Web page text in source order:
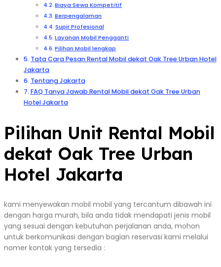
Biaya Sewa Kompetitif
Berpengalaman
Supir Profesional
Layanan Mobil Pengganti
Pilihan Mobil lengkap
Tata Cara Pesan Rental Mobil dekat Oak Tree Urban Hotel
Jakarta
Tentang Jakarta
FAQ Tanya Jawab Rental Mobil dekat Oak Tree Urban
Hotel Jakarta
Pilihan Unit Rental Mobil
dekat Oak Tree Urban
Hotel Jakarta
kami menyewakan mobil mobil yang tercantum dibawah ini
dengan harga murah, bila anda tidak mendapati jenis mobil
yang sesuai dengan kebutuhan perjalanan anda, mohon
untuk berkomunikasi dengan bagian reservasi kami melalui
nomer kontak yang tersedia :